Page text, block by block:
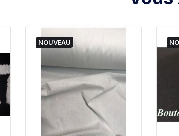
NOUVEAU